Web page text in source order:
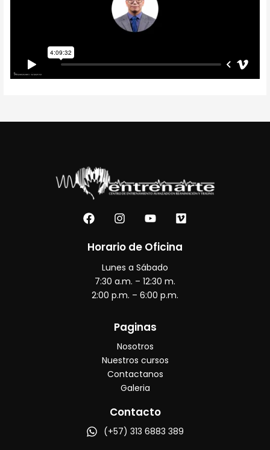
F
a
e
o
k
I
n
t
g
r
a
Y
o
t
b
e
V
i
e
Horario de Oficina
Lunes a Sábado
7:30 a.m. – 12:30 m.
2:00 p.m. – 6:00 p.m.
Paginas
Nosotros
Nuestros cursos
Contactanos
Galeria
Contacto
(+57) 313 6883 389